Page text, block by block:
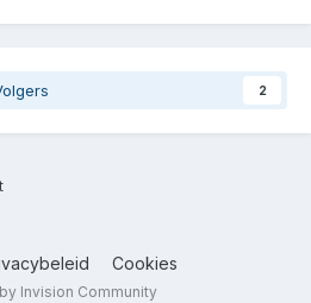
2
Cookies
Invision Community